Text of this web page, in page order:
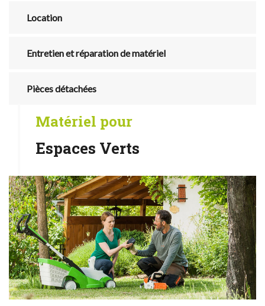
Location
Entretien et réparation de matériel
Pièces détachées
Matériel pour
Espaces Verts